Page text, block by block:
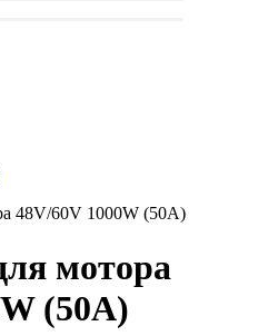
48V/60V 1000W (50А)
мотора
(50А)